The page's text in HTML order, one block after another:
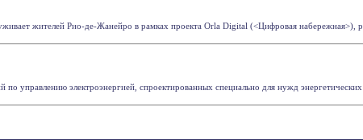
жителей Рио-де-Жанейро в рамках проекта Orla Digital (<Цифровая набережная>),
управлению электроэнергией, спроектированных специально для нужд энергетических